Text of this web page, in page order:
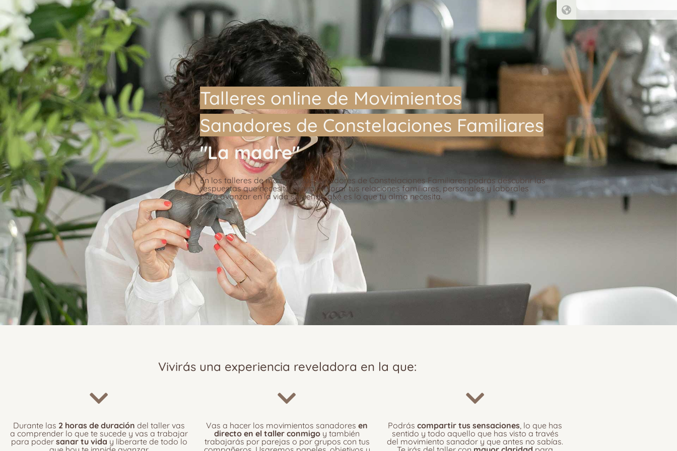
Talleres online de Movimientos
Sanadores de Constelaciones Familiares
"La madre"
En los talleres de movimientos sanadores de Constelaciones Familiares podrás descubrir las
respuestas que necesitas para mejorar tus relaciones familiares, personales y laborales
para avanzar en la vida sabiendo qué es lo que tu alma necesita.
Vivirás una experiencia reveladora en la que:
Durante las 2 horas de duración del taller vas
a comprender lo que te sucede y vas a trabajar
para poder sanar tu vida y liberarte de todo lo
Vas a hacer los movimientos sanadoresen
directo en el taller conmigo y también
trabajarás por parejas o por grupos con tus
Podráscompartir tus sensaciones, lo que has
sentido y todo aquello que has visto a través
del movimiento sanador y que antes no sabías.